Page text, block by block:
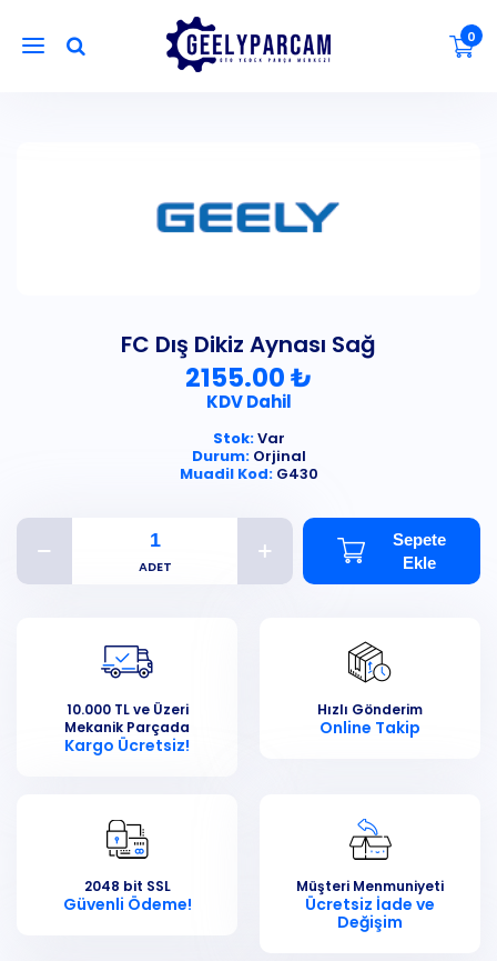
0
FC Dış Dikiz Aynası Sağ
2155.00 ₺
KDV Dahil
Stok:Var
Durum:Orjinal
Muadil Kod:G430
Sepete
Ekle
10.000 TL ve Üzeri
Mekanik Parçada
Kargo Ücretsiz!
Hızlı Gönderim
Online Takip
2048 bit SSL
Güvenli Ödeme!
Müşteri Menmuniyeti
Ücretsiz İade ve
Değişim